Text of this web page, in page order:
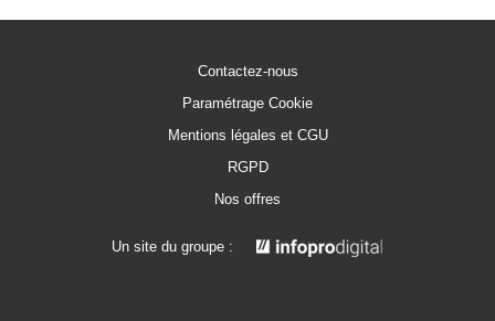
Contactez-nous
Paramétrage Cookie
Mentions légales et CGU
RGPD
Nos offres
Un site du groupe :